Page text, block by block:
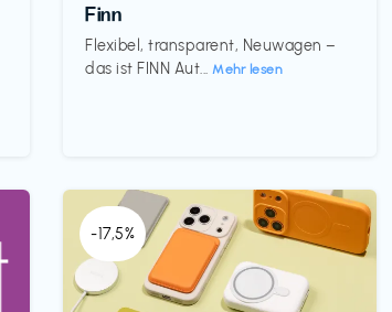
Finn
Flexibel, transparent, Neuwagen –
das ist FINN Aut...Mehr lesen
-17,5%